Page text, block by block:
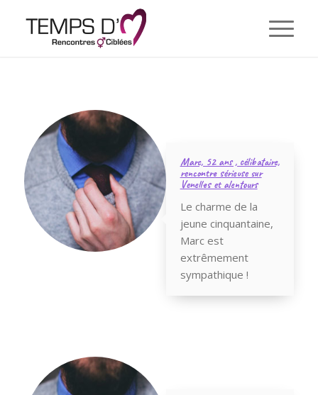
Marc, 52 ans , célibataire,
rencontre sérieuse sur
Venelles et alentours
Le charme de la
jeune cinquantaine,
Marc est
extrêmement
sympathique !